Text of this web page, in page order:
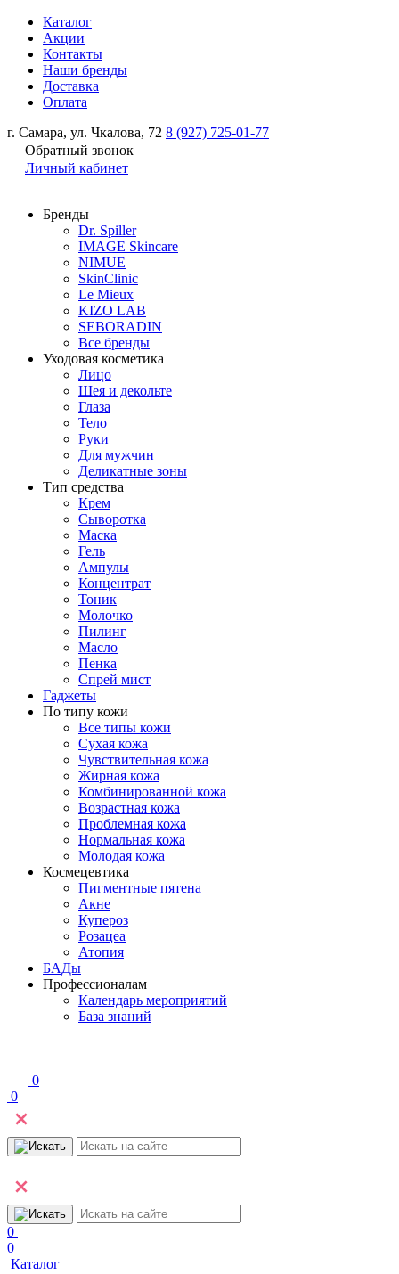
Каталог
Акции
Контакты
Наши бренды
Доставка
Оплата
г. Самара, ул. Чкалова, 72 8 (927) 725-01-77
Обратный звонок
Личный кабинет
Бренды
Dr. Spiller
IMAGE Skincare
NIMUE
SkinClinic
Le Mieux
KIZO LAB
SEBORADIN
Все бренды
Уходовая косметика
Лицо
Шея и декольте
Глаза
Тело
Руки
Для мужчин
Деликатные зоны
Тип средства
Крем
Сыворотка
Маска
Гель
Ампулы
Концентрат
Тоник
Молочко
Пилинг
Масло
Пенка
Спрей мист
Гаджеты
По типу кожи
Все типы кожи
Сухая кожа
Чувствительная кожа
Жирная кожа
Комбинированной кожа
Возрастная кожа
Проблемная кожа
Нормальная кожа
Молодая кожа
Космецевтика
Пигментные пятена
Акне
Купероз
Розацеа
Атопия
БАДы
Профессионалам
Календарь мероприятий
База знаний
0
0
0
0
Каталог